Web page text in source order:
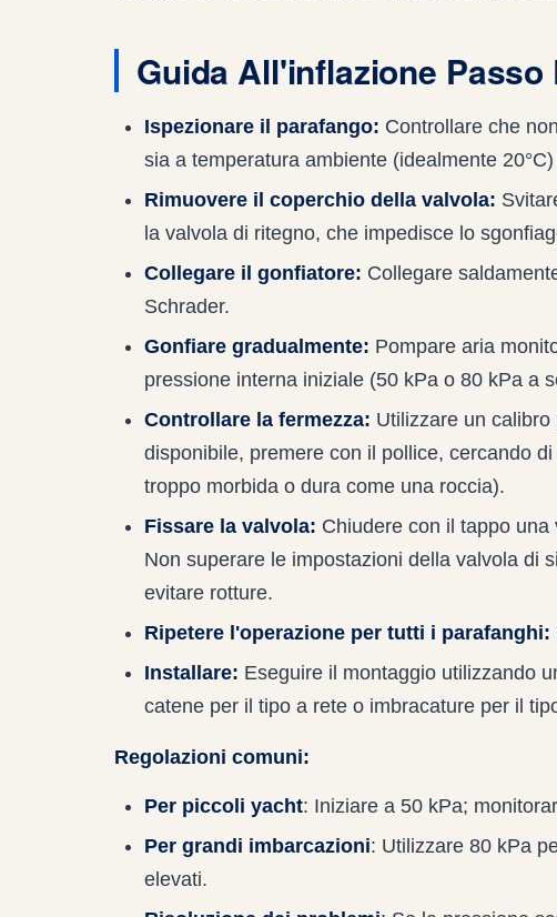
Guida All'inflazione Passo
Ispezionare il parafango: Controllare che
sia a temperatura ambiente (idealmente
Rimuovere il coperchio della valvola:
la valvola di ritegno, che impedisce lo
Collegare il gonfiatore: Collegare
Schrader.
Gonfiare gradualmente: Pompare aria
pressione interna iniziale (50 kPa o 80 kPa a
Controllare la fermezza: Utilizzare un
disponibile, premere con il pollice, cercando
troppo morbida o dura come una roccia).
Fissare la valvola: Chiudere con il tappo
Non superare le impostazioni della valvola di
evitare rotture.
Ripetere l'operazione per tutti i parafanghi:
Installare: Eseguire il montaggio utilizzando
catene per il tipo a rete o imbracature per il
Regolazioni comuni:
Per piccoli yacht: Iniziare a 50 kPa;
Per grandi imbarcazioni: Utilizzare 80 kPa
elevati.